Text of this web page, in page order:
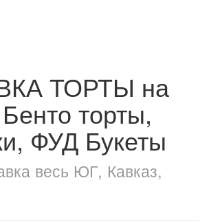
ТОРТЫ на
торты,
ФУД Букеты
весь ЮГ, Кавказ,